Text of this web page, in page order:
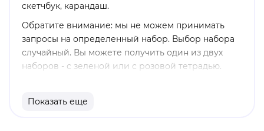
скетчбук, карандаш.
Обратите внимание: мы не можем принимать
запросы на определенный набор. Выбор набора
случайный. Вы можете получить один из двух
наборов - с зеленой или с розовой тетрадью.
В наборе: скетчбук 60 л, карандаш, значок
Показать еще